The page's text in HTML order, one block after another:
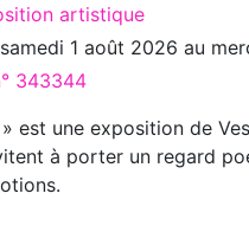
artistique
samedi 1 août 2026 au
343344
est une exposition de
à porter un regard